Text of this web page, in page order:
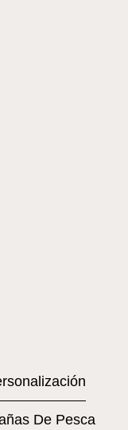
De Pesca